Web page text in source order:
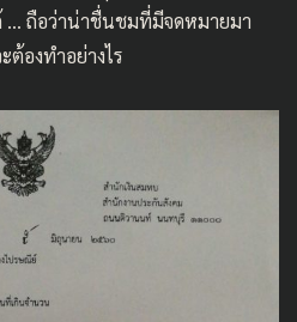
… ถือว่าน่าชื่นชมที่มีจดหมายมา
ต้องทำอย่างไร